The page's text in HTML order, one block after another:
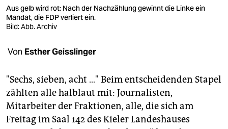
verlag
veranstaltungen
unterstützen
abo
genossenschaft
Aus gelb wird rot: Nach der Nachzählung gewinnt die Linke ein
Mandat, die FDP verliert ein.
Bild: Abb. Archiv
Von Esther Geisslinger
"Sechs, sieben, acht …" Beim entscheidenden Stapel
zählten alle halblaut mit: Journalisten,
Mitarbeiter der Fraktionen, alle, die sich am
Freitag im Saal 142 des Kieler Landeshauses